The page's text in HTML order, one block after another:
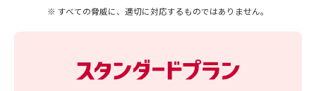
※ すべての脅威に、適切に対応するものではありません。